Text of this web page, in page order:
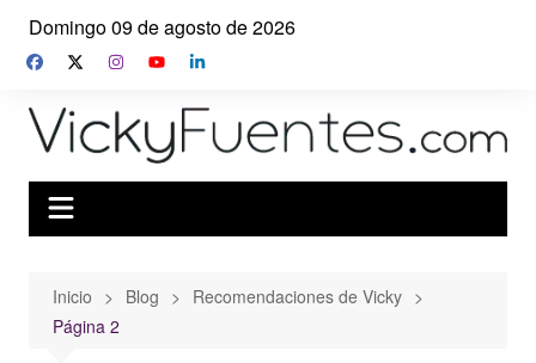
Saltar
contenido
Domingo 09 de agosto de 2026
Inicio Blog
Recomendaciones de Vicky
Página 2